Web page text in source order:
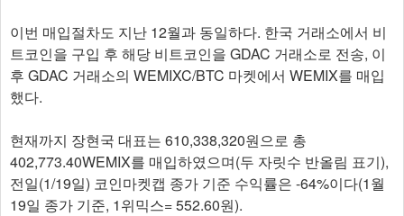
이번 매입절차도 지난 12월과 동일하다. 한국 거래소에서 비
트코인을 구입 후 해당 비트코인을 GDAC 거래소로 전송, 이
후 GDAC 거래소의 WEMIXC/BTC 마켓에서 WEMIX를 매입
했다.
현재까지 장현국 대표는 610,338,320원으로 총
402,773.40WEMIX를 매입하였으며(두 자릿수 반올림 표기),
전일(1/19일) 코인마켓캡 종가 기준 수익률은 -64%이다(1월
19일 종가 기준, 1위믹스= 552.60원).